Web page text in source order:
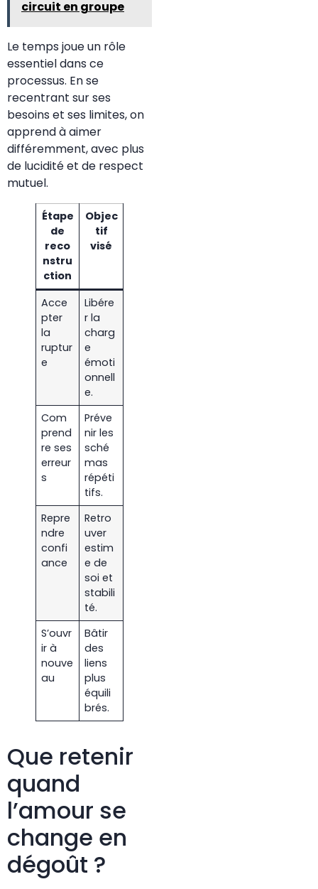
circuit en groupe
Le temps joue un rôle
essentiel dans ce
processus. En se
recentrant sur ses
besoins et ses limites, on
apprend à aimer
différemment, avec plus
de lucidité et de respect
mutuel.
Étape
de
reco
nstru
ction
Objec
tif
visé
Acce
pter
la
ruptur
e
Libére
r la
charg
e
émoti
onnell
e.
Com
prend
re ses
erreur
s
Préve
nir les
sché
mas
répéti
tifs.
Repre
ndre
confi
ance
Retro
uver
estim
e de
soi et
stabili
té.
S’ouvr
ir à
nouve
au
Bâtir
des
liens
plus
équili
brés.
Que retenir
quand
l’amour se
change en
dégoût ?